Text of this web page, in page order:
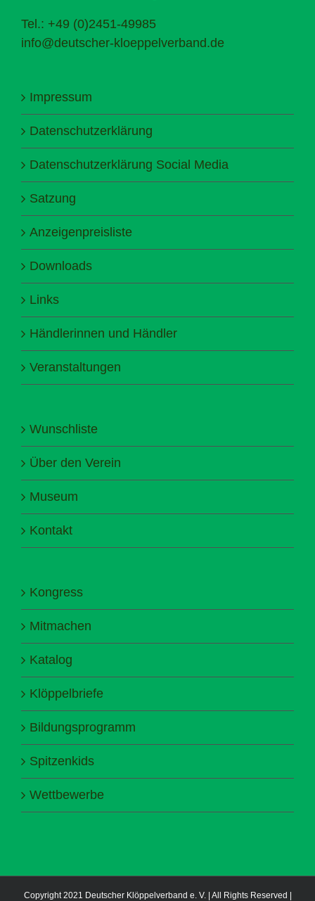
Tel.: +49 (0)2451-49985
info@deutscher-kloeppelverband.de
Impressum
Datenschutzerklärung
Datenschutzerklärung Social Media
Satzung
Anzeigenpreisliste
Downloads
Links
Händlerinnen und Händler
Veranstaltungen
Wunschliste
Über den Verein
Museum
Kontakt
Kongress
Mitmachen
Katalog
Klöppelbriefe
Bildungsprogramm
Spitzenkids
Wettbewerbe
Copyright 2021 Deutscher Klöppelverband e. V. | All Rights Reserved |